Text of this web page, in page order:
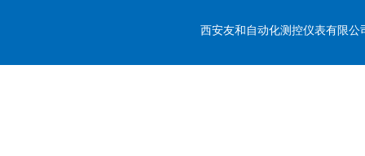
西安友和自动化测控仪表有限公